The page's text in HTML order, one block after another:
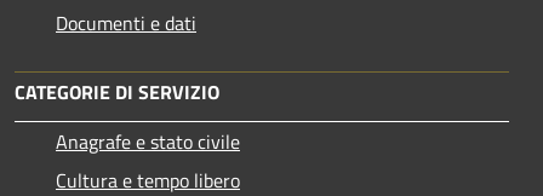
Documenti e dati
CATEGORIE DI SERVIZIO
Anagrafe e stato civile
Cultura e tempo libero